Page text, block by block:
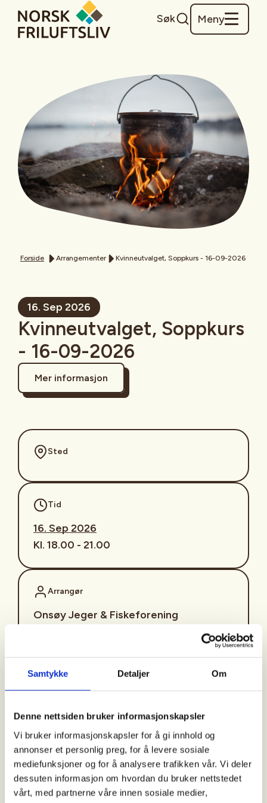
Samtykke Detaljer Om
Denne nettsiden bruker informasjonskapsler
Vi bruker informasjonskapsler for å gi innhold og
annonser et personlig preg, for å levere sosiale
mediefunksjoner og for å analysere trafikken vår. Vi deler
dessuten informasjon om hvordan du bruker nettstedet
vårt, med partnerne våre innen sosiale medier,
Søk Meny
Forside Arrangementer Kvinneutvalget, Soppkurs - 16-09-2026
16. Sep 2026
Kvinneutvalget, Soppkurs
- 16-09-2026
Mer informasjon
Sted
Tid
16. Sep 2026
Kl. 18.00 - 21.00
Arrangør
Onsøy Jeger & Fiskeforening
Kontaktperson
Soppkurs 16.september
Vi får besøk av to soppsakkyndige